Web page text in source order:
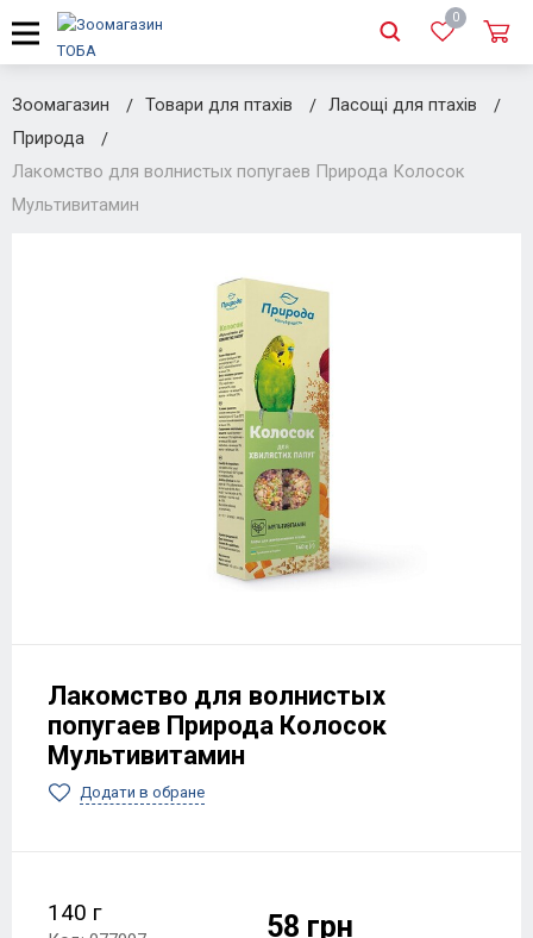
0
Зоомагазин Товари для птахів
Ласощі для птахів
Природа
Лакомство для волнистых попугаев Природа Колосок
Мультивитамин
Лакомство для волнистых
попугаев Природа Колосок
Мультивитамин
Додати в обране
140 г 58 грн